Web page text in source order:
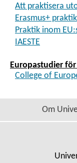
Att praktisera
Erasmus+ praktik
Praktik inom
IAESTE
Europastudier
College of
Om